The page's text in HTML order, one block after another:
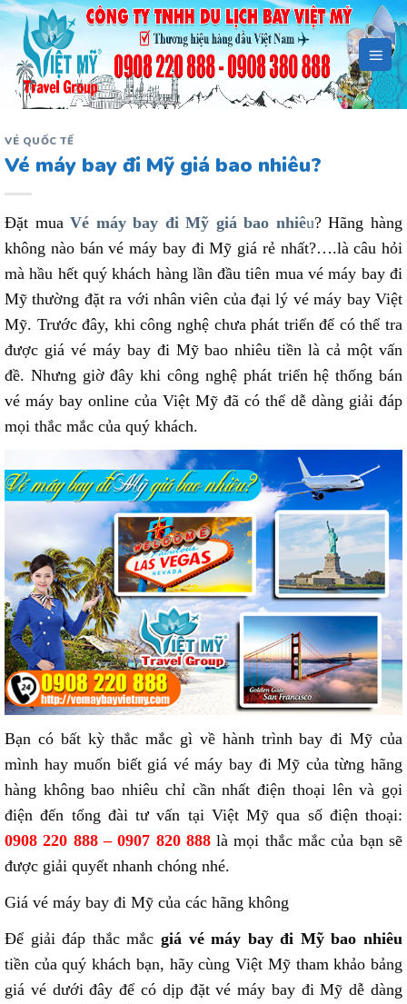
Bỏ
qua
dung
VÉ QUỐC TẾ
Vé máy bay đi Mỹ giá bao nhiêu?
Đặt muaVé máy bay đi Mỹ giá bao nhiêu? Hãng hàng
không nào bán vé máy bay đi Mỹ giá rẻ nhất?….là câu hỏi
mà hầu hết quý khách hàng lần đầu tiên mua vé máy bay đi
Mỹ thường đặt ra với nhân viên của đại lý vé máy bay Việt
Mỹ. Trước đây, khi công nghệ chưa phát triển để có thể tra
được giá vé máy bay đi Mỹ bao nhiêu tiền là cả một vấn
đề. Nhưng giờ đây khi công nghệ phát triển hệ thống bán
vé máy bay online của Việt Mỹ đã có thể dễ dàng giải đáp
mọi thắc mắc của quý khách.
Bạn có bất kỳ thắc mắc gì về hành trình bay đi Mỹ của
mình hay muốn biết giá vé máy bay đi Mỹ của từng hãng
hàng không bao nhiêu chỉ cần nhất điện thoại lên và gọi
điện đến tổng đài tư vấn tại Việt Mỹ qua số điện thoại:
0908 220 888 – 0907 820 888là mọi thắc mắc của bạn sẽ
được giải quyết nhanh chóng nhé.
Giá vé máy bay đi Mỹ của các hãng không
Để giải đáp thắc mắc giá vé máy bay đi Mỹ bao nhiêu
tiền của quý khách bạn, hãy cùng Việt Mỹ tham khảo bảng
giá vé dưới đây để có dịp đặt vé máy bay đi Mỹ dễ dàng